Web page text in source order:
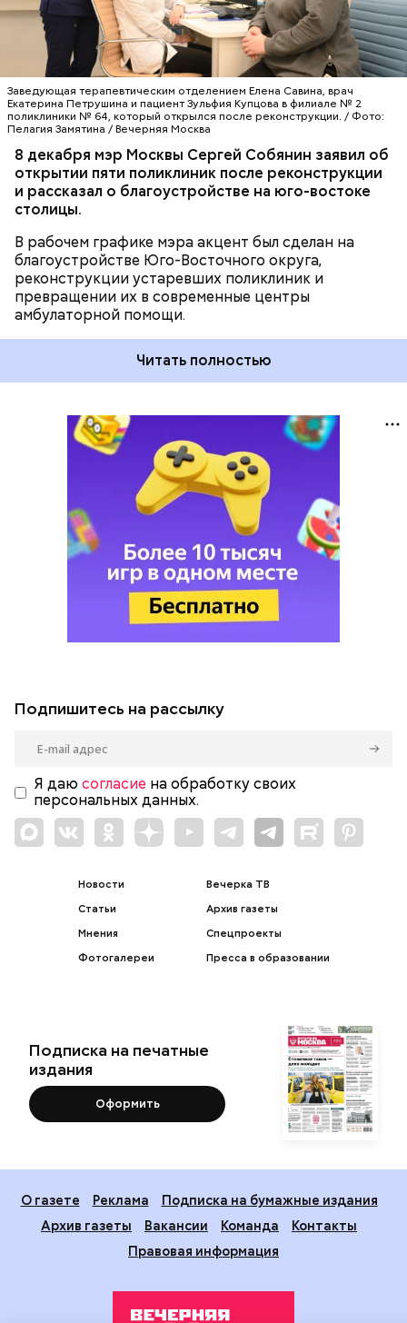
Заведующая терапевтическим отделением Елена Савина, врач
Екатерина Петрушина и пациент Зульфия Купцова в филиале № 2
поликлиники № 64, который открылся после реконструкции. / Фото:
Пелагия Замятина / Вечерняя Москва
8 декабря мэр Москвы Сергей Собянин заявил об
открытии пяти поликлиник после реконструкции
и рассказал о благоустройстве на юго-востоке
столицы.
В рабочем графике мэра акцент был сделан на
благоустройстве Юго-Восточного округа,
реконструкции устаревших поликлиник и
превращении их в современные центры
амбулаторной помощи.
Читать полностью
СТРОИТЕЛЬСТВО
РЕКОНСТРУКЦИЯ
СЕРГЕЙ СОБЯНИН
БОЛЬНИЦЫ
Подпишитесь на рассылку
Я даю согласие на обработку своих
персональных данных.
Новости
Статьи
Мнения
Фотогалереи
Вечерка ТВ
Архив газеты
Спецпроекты
Пресса в образовании
Подписка на печатные
издания
Оформить
О газете Реклама
Подписка на бумажные издания
Архив газеты
Вакансии Команда
Контакты
Правовая информация